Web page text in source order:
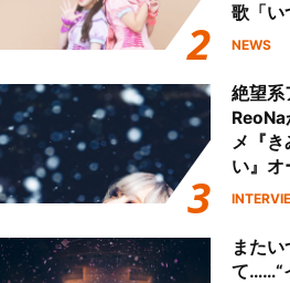
歌「い
える」
NEWS
絶望系
メ『
い』オ
「
また
て……“